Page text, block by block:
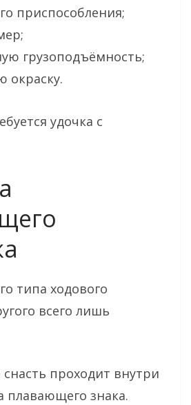
приспособления;
грузоподъёмность;
окраску.
удочка с
типа ходового
всего лишь
проходит внутри
плавающего знака.